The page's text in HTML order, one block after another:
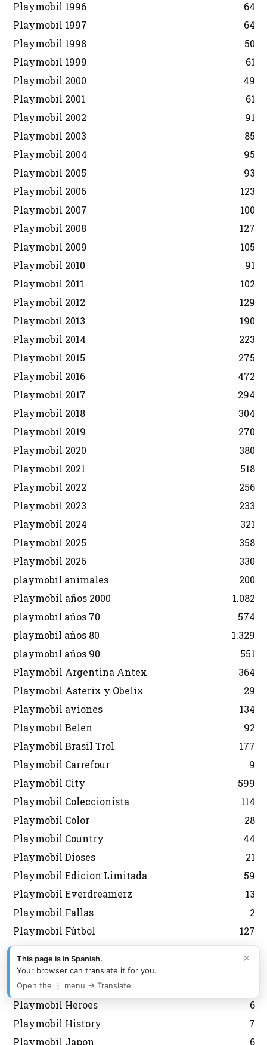
Playmobil 1996
64
Playmobil 1997
64
Playmobil 1998
50
Playmobil 1999
61
Playmobil 2000
49
Playmobil 2001
61
Playmobil 2002
91
Playmobil 2003
85
Playmobil 2004
95
Playmobil 2005
93
Playmobil 2006
123
Playmobil 2007
100
Playmobil 2008
127
Playmobil 2009
105
Playmobil 2010
91
Playmobil 2011
102
Playmobil 2012
129
Playmobil 2013
190
Playmobil 2014
223
Playmobil 2015
275
Playmobil 2016
472
Playmobil 2017
294
Playmobil 2018
304
Playmobil 2019
270
Playmobil 2020
380
Playmobil 2021
518
Playmobil 2022
256
Playmobil 2023
233
Playmobil 2024
321
Playmobil 2025
358
Playmobil 2026
330
playmobil animales
200
Playmobil años 2000
1.082
playmobil años 70
574
playmobil años 80
1.329
playmobil años 90
551
Playmobil Argentina Antex
364
Playmobil Asterix y Obelix
29
Playmobil aviones
134
Playmobil Belen
92
Playmobil Brasil Trol
177
Playmobil Carrefour
9
Playmobil City
599
Playmobil Coleccionista
114
Playmobil Color
28
Playmobil Country
44
Playmobil Dioses
21
Playmobil Edicion Limitada
59
Playmobil Everdreamerz
13
Playmobil Fallas
2
Playmobil Fútbol
127
Playmobil Grecia Lyra
301
Playmobil Griegos
Playmobil Heidi
Playmobil Heroes
6
Playmobil History
7
Playmobil Japon
6
×
This page is in Spanish.
Your browser can translate it for you.
Open the ⋮ menu → Translate